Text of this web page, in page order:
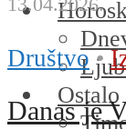
Ostalo
Društvo •
Danas je